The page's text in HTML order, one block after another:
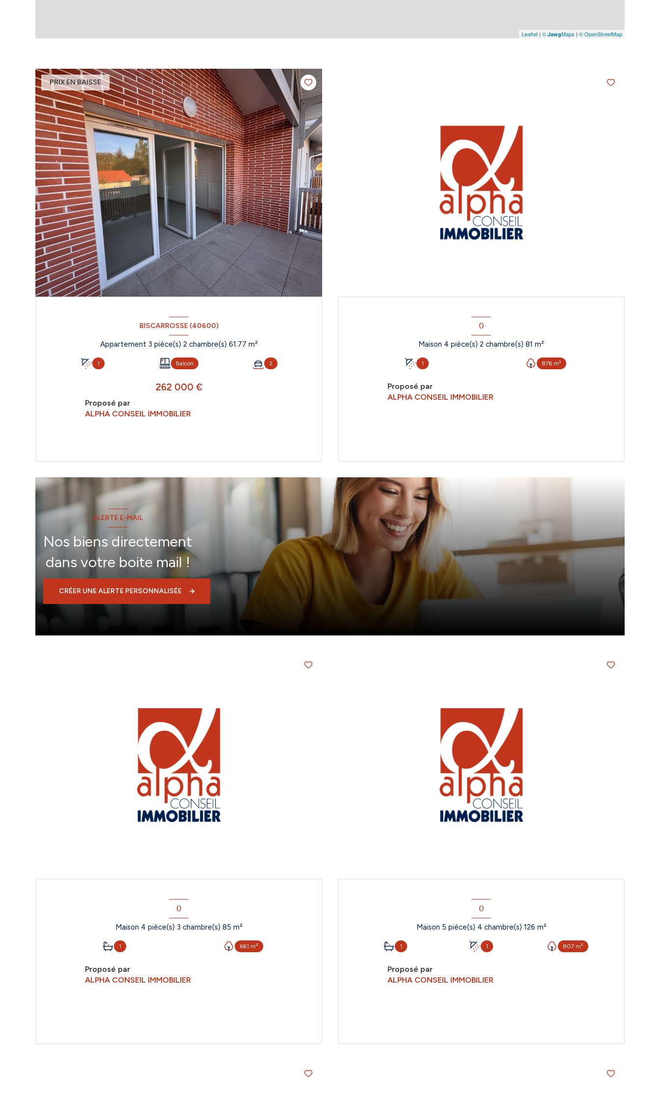
Leaflet | © JawgMaps | © OpenStreetMap
PRIX EN BAISSE
BISCARROSSE (40600)
Appartement 3 pièce(s) 2 chambre(s) 61.77 m²
1 Balcon 2
262 000 €
Proposé par
ALPHA CONSEIL IMMOBILIER
()
Maison 4 pièce(s) 2 chambre(s) 81 m²
1 876 m²
Proposé par
ALPHA CONSEIL IMMOBILIER
ALERTE E-MAIL
Nos biens directement
dans votre boite mail !
CRÉER UNE ALERTE PERSONNALISÉE
()
Maison 4 pièce(s) 3 chambre(s) 85 m²
1 661 m²
Proposé par
ALPHA CONSEIL IMMOBILIER
()
Maison 5 pièce(s) 4 chambre(s) 126 m²
1 1 807 m²
Proposé par
ALPHA CONSEIL IMMOBILIER